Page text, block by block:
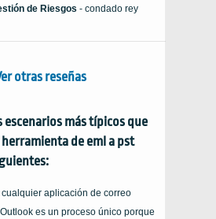
de Riesgos - condado rey
otras reseñas
escenarios más típicos que
de eml a pst
cualquier aplicación de correo
es un proceso único porque